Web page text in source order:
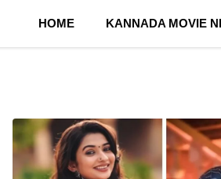
HOME KANNADA MOVIE